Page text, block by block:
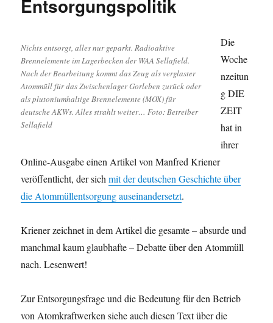
Entsorgungspolitik
Nichts entsorgt, alles nur geparkt. Radioaktive
Brennelemente im Lagerbecken der WAA Sellafield.
Nach der Bearbeitung kommt das Zeug als verglaster
Atommüll für das Zwischenlager Gorleben zurück oder
als plutoniumhaltige Brennelemente (MOX) für
deutsche AKWs. Alles strahlt weiter… Foto: Betreiber
Sellafield
Die
Woche
nzeitun
g DIE
ZEIT
hat in
ihrer
Online-Ausgabe einen Artikel von Manfred Kriener
veröffentlicht, der sichmit der deutschen Geschichte über
die Atommüllentsorgung auseinandersetzt.
Kriener zeichnet in dem Artikel die gesamte – absurde und
manchmal kaum glaubhafte – Debatte über den Atommüll
nach. Lesenwert!
Zur Entsorgungsfrage und die Bedeutung für den Betrieb
von Atomkraftwerken siehe auch diesen Text über die